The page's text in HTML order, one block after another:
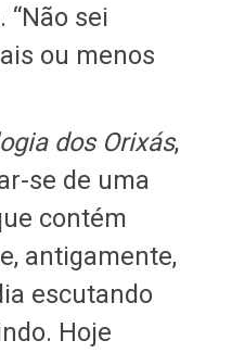
sei
ou menos
dos Orixás,
se de uma
contém
antigamente,
escutando
Hoje